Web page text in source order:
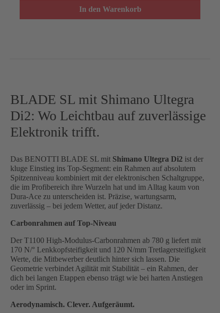
In den Warenkorb
BLADE SL mit Shimano Ultegra
Di2: Wo Leichtbau auf zuverlässige
Elektronik trifft.
Das BENOTTI BLADE SL mit Shimano Ultegra Di2 ist der
kluge Einstieg ins Top-Segment: ein Rahmen auf absolutem
Spitzenniveau kombiniert mit der elektronischen Schaltgruppe,
die im Profibereich ihre Wurzeln hat und im Alltag kaum von
Dura-Ace zu unterscheiden ist. Präzise, wartungsarm,
zuverlässig – bei jedem Wetter, auf jeder Distanz.
Carbonrahmen auf Top-Niveau
Der T1100 High-Modulus-Carbonrahmen ab 780 g liefert mit
170 N/° Lenkkopfsteifigkeit und 120 N/mm Tretlagersteifigkeit
Werte, die Mitbewerber deutlich hinter sich lassen. Die
Geometrie verbindet Agilität mit Stabilität – ein Rahmen, der
dich bei langen Etappen ebenso trägt wie bei harten Anstiegen
oder im Sprint.
Aerodynamisch. Clever. Aufgeräumt.